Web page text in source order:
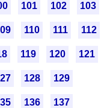
101 102 103
110 111 112
119 120 121
128 129
136 137